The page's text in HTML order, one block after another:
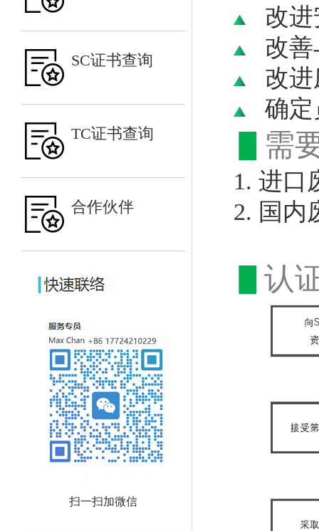
SC证书查询
TC证书查询
合作伙伴
扫一扫加微信
改进
改善
改进
确定
需
1. 进口
2. 国内
认